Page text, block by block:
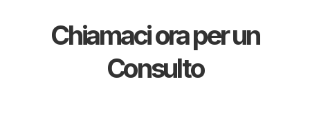
Chiamaci ora per un
Consulto